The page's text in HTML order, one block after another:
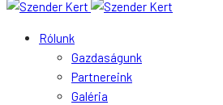
Rólunk
Gazdaságunk
Partnereink
Galéria